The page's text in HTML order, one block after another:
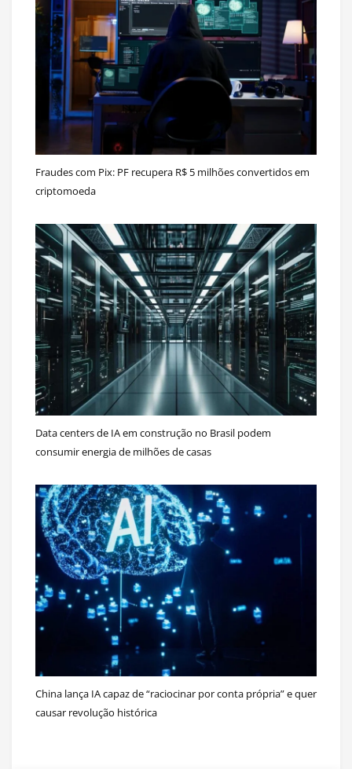
Fraudes com Pix: PF recupera R$ 5 milhões convertidos em
criptomoeda
Data centers de IA em construção no Brasil podem
consumir energia de milhões de casas
China lança IA capaz de “raciocinar por conta própria” e quer
causar revolução histórica